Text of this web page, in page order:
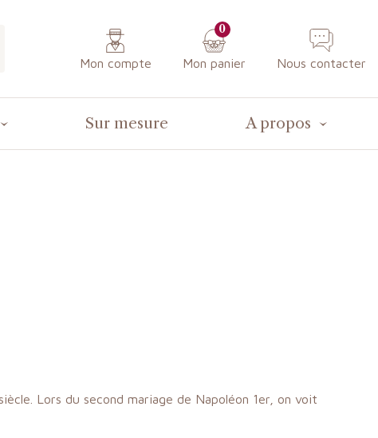
Mon compte
0
Mon panier Nous contacter
Sur mesure A propos
Lors du second mariage de Napoléon 1er, on voit